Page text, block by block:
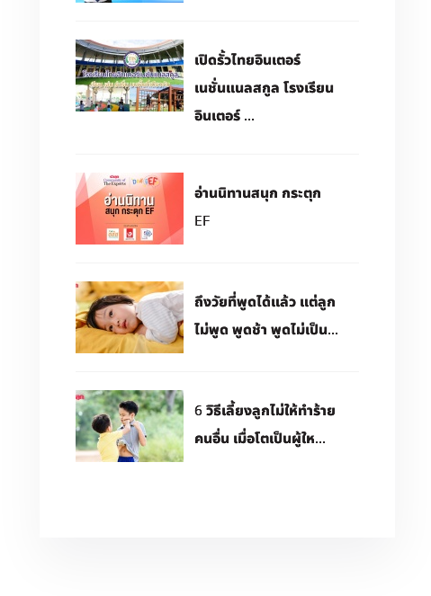
เปิดรั้วไทยอินเตอร์
เนชั่นแนลสกูล โรงเรียน
อินเตอร์ ...
อ่านนิทานสนุก กระตุก
EF
ถึงวัยที่พูดได้แล้ว แต่ลูก
ไม่พูด พูดช้า พูดไม่เป็น...
6 วิธีเลี้ยงลูกไม่ให้ทำร้าย
คนอื่น เมื่อโตเป็นผู้ให...